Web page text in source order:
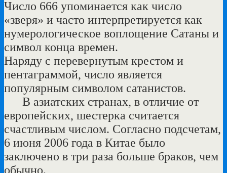
Число 666 упоминается как число
«зверя» и часто интерпретируется как
нумерологическое воплощение Сатаны и
символ конца времен.
Наряду с перевернутым крестом и
пентаграммой, число является
популярным символом сатанистов.
В азиатских странах, в отличие от
европейских, шестерка считается
счастливым числом. Согласно подсчетам,
6 июня 2006 года в Китае было
заключено в три раза больше браков, чем
обычно.